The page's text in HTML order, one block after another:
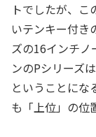
トでしたが、
いテンキー付き
ズの16インチノ
ンのPシリーズ
ということにな
も「上位」の位